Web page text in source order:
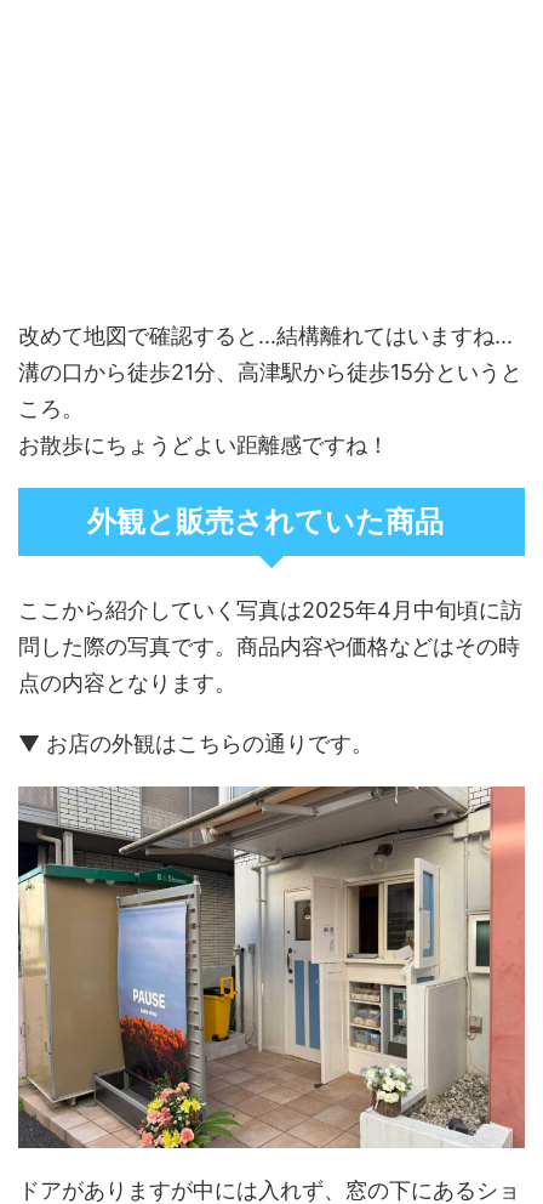
改めて地図で確認すると...結構離れてはいますね...
溝の口から徒歩21分、高津駅から徒歩15分というと
ころ。
お散歩にちょうどよい距離感ですね！
外観と販売されていた商品
ここから紹介していく写真は2025年4月中旬頃に訪
問した際の写真です。商品内容や価格などはその時
点の内容となります。
▼ お店の外観はこちらの通りです。
ドアがありますが中には入れず、窓の下にあるショ